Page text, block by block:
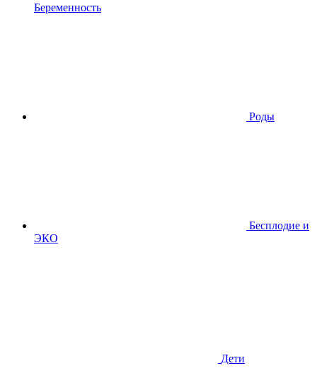
Беременность
Роды
Бесплодие и
ЭКО
Дети